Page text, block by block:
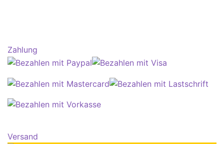
Zahlung
Versand